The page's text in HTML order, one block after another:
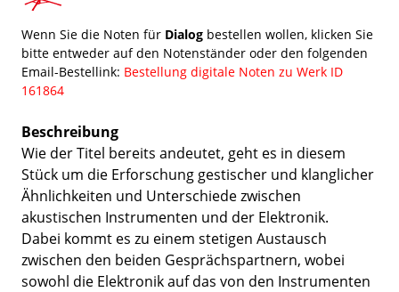
Wenn Sie die Noten für Dialog bestellen wollen, klicken Sie
bitte entweder auf den Notenständer oder den folgenden
Email-Bestellink: Bestellung digitale Noten zu Werk ID
161864
Beschreibung
Wie der Titel bereits andeutet, geht es in diesem
Stück um die Erforschung gestischer und klanglicher
Ähnlichkeiten und Unterschiede zwischen
akustischen Instrumenten und der Elektronik.
Dabei kommt es zu einem stetigen Austausch
zwischen den beiden Gesprächspartnern, wobei
sowohl die Elektronik auf das von den Instrumenten